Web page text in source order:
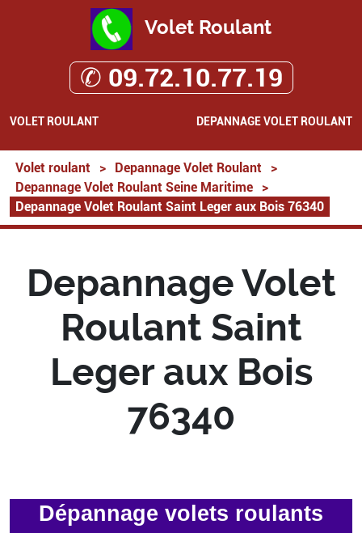
Volet Roulant
✆ 09.72.10.77.19
VOLET ROULANT DEPANNAGE VOLET ROULANT
Volet roulant > Depannage Volet Roulant
>
Depannage Volet Roulant Seine Maritime
>
Depannage Volet Roulant Saint Leger aux Bois 76340
Depannage Volet
Roulant Saint
Leger aux Bois
76340
Dépannage volets roulants